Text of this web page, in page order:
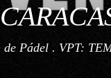
Pádel . VPT: